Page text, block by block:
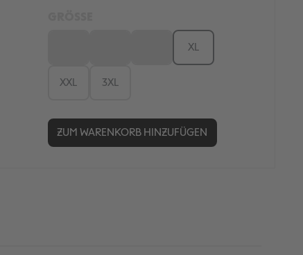
XL
XXL 3XL
ZUM WARENKORB HINZUFÜGEN